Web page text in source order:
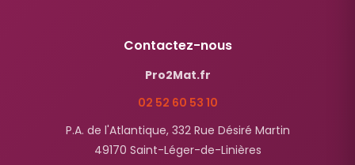
Contactez-nous
Pro2Mat.fr
02 52 60 53 10
P.A. de l'Atlantique, 332 Rue Désiré Martin
49170 Saint-Léger-de-Linières